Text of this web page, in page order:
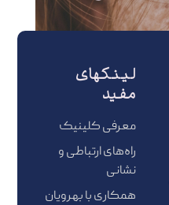
لینکهای
مفید
معرفی کلینیک
راه‌های ارتباطی و
نشانی
همکاری با بهرویان